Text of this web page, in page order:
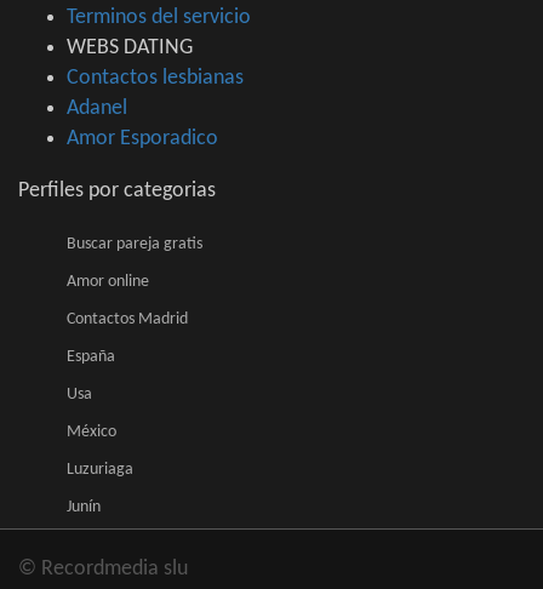
Terminos del servicio
WEBS DATING
Contactos lesbianas
Adanel
Amor Esporadico
Perfiles por categorias
Buscar pareja gratis
Amor online
Contactos Madrid
España
Usa
México
Luzuriaga
Junín
© Recordmedia slu